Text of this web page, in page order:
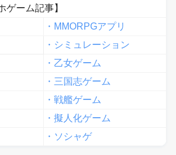
ゲーム記事】
・MMORPGアプリ
・シミュレーション
・乙女ゲーム
・三国志ゲーム
・戦艦ゲーム
・擬人化ゲーム
・ソシャゲ